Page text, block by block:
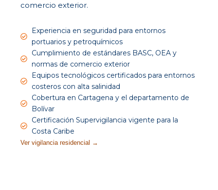
comercio exterior.
Experiencia en seguridad para entornos
portuarios y petroquímicos
Cumplimiento de estándares BASC, OEA y
normas de comercio exterior
Equipos tecnológicos certificados para entornos
costeros con alta salinidad
Cobertura en Cartagena y el departamento de
Bolívar
Certificación Supervigilancia vigente para la
Costa Caribe
Ver vigilancia residencial →